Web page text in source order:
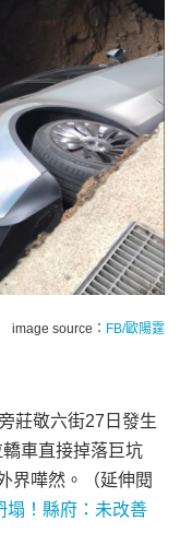
image source： FB/歐陽霆
莊敬六街27日發生
車直接掉落巨坑
界嘩然。（延伸閱
塌！縣府：未改善